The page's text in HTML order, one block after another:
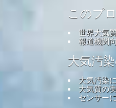
このプ
世界大気
報道機関
大気汚
大気汚染
大気質の
センサー